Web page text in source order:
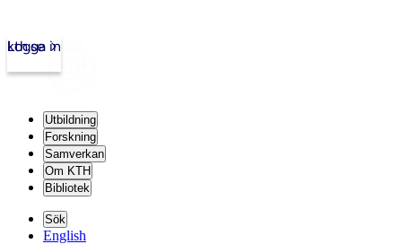
kth.se
Logga in
Utbildning
Forskning
Samverkan
Om KTH
Bibliotek
Sök
English